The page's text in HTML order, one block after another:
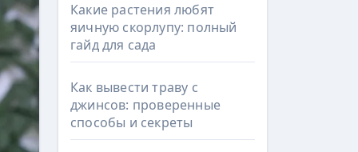
Какие растения любят
яичную скорлупу: полный
гайд для сада
Как вывести траву с
джинсов: проверенные
способы и секреты